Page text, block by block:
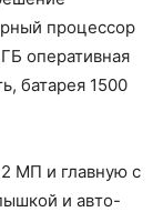
процессор
оперативная
батарея 1500
МП и главную c
и автo-